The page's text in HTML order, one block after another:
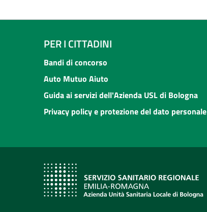
PER I CITTADINI
Bandi di concorso
Auto Mutuo Aiuto
Guida ai servizi dell'Azienda USL di Bologna
Privacy policy e protezione del dato personale